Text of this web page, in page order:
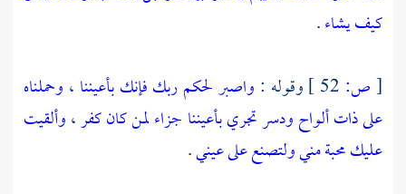
كيف يشاء.
[ص: وقوله : واصبر لحكم ربك فإنك بأعيننا ، وحملناه
على ذات ألواح ودسر تجري بأعيننا جزاء لمن كان كفر،وألقيت
عليك محبة مني ولتصنع على عيني.